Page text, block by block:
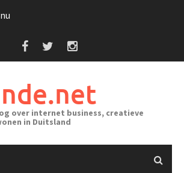
over internet business, creatieve
in Duitsland